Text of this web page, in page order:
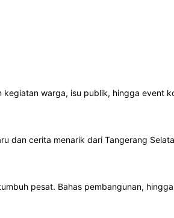
warga, isu publik, hingga event
dan cerita menarik dari Tangerang
pesat. Bahas pembangunan,